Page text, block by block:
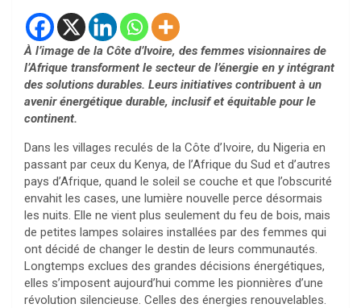
À l’image de la Côte d’Ivoire, des femmes visionnaires de
l’Afrique transforment le secteur de l’énergie en y intégrant
des solutions durables. Leurs initiatives contribuent à un
avenir énergétique durable, inclusif et équitable pour le
continent.
Dans les villages reculés de la Côte d’Ivoire, du Nigeria en
passant par ceux du Kenya, de l’Afrique du Sud et d’autres
pays d’Afrique, quand le soleil se couche et que l’obscurité
envahit les cases, une lumière nouvelle perce désormais
les nuits. Elle ne vient plus seulement du feu de bois, mais
de petites lampes solaires installées par des femmes qui
ont décidé de changer le destin de leurs communautés.
Longtemps exclues des grandes décisions énergétiques,
elles s’imposent aujourd’hui comme les pionnières d’une
révolution silencieuse. Celles des énergies renouvelables.